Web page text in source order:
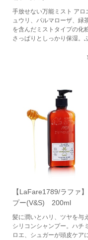
手放せない万能ミスト アロ
ュウリ、パルマローザ、緑
を含んだミストタイプの化
さっぱりとしっかり保湿。
【LaFare1789/ラファ
プー(V&S) 200ml
髪に潤いとハリ、ツヤを与
シリコンシャンプー。ハチ
ロエ、シュガーが頭皮ケア